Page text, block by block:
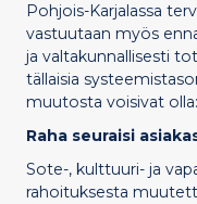
Pohjois-Karjalassa
vastuutaan myös
ja valtakunnallisesti
tällaisia
muutosta voisivat olla:
Raha seuraisi
Sote-, kulttuuri- ja
rahoituksesta